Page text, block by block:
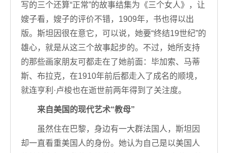
写的三个还算“正常”的故事结集为《三个女人》，让
嫂子看，嫂子的评价不错，1909年，书也得以出
版。斯坦因很在意它，可以说，她要“终结19世纪”的
雄心，就是从这三个故事起步的。不过，她所支持
的那些画家朋友可都走在了她前面：毕加索、马蒂
斯、布拉克，在1910年前后都走入了成名的顺境，
就连亨利·卢梭也在逝世前两年得到了关注度。
来自美国的现代艺术“教母”
虽然住在巴黎，身边有一大群法国人，斯坦因
却一直看重美国人的身份。她认为自己是以美国人